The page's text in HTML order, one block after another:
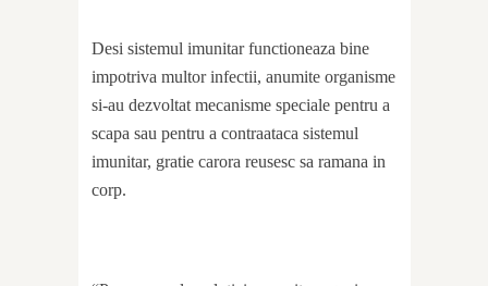
Desi sistemul imunitar functioneaza bine
impotriva multor infectii, anumite organisme
si-au dezvoltat mecanisme speciale pentru a
scapa sau pentru a contraataca sistemul
imunitar, gratie carora reusesc sa ramana in
corp.